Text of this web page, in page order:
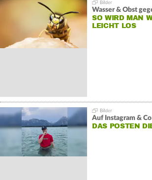
Wasser & Obst
SO WIRD MAN
LEICHT LOS
Auf Instagram & Co
DAS POSTEN